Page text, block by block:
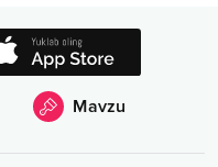
Mavzu